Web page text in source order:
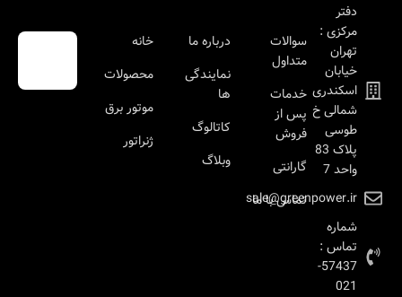
دفتر
مرکزی :
تهران
خیابان
اسکندری
شمالی خ
طوسی
پلاک 83
واحد 7
sale@greenpower.ir
شماره
تماس :
57437-
021
سوالات
متداول
خدمات
پس از
فروش
گارانتی
تماس با ما
درباره ما
نمایندگی
ها
کاتالوگ
وبلاگ
خانه
محصولات
موتور برق
ژنراتور